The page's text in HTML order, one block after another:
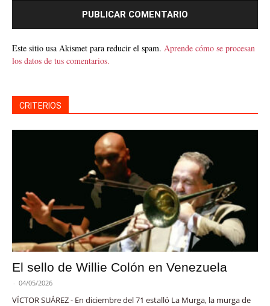
Este sitio usa Akismet para reducir el spam. Aprende cómo se procesan
los datos de tus comentarios.
CRITERIOS
El sello de Willie Colón en Venezuela
- 04/05/2026
VÍCTOR SUÁREZ - En diciembre del 71 estalló La Murga, la murga de